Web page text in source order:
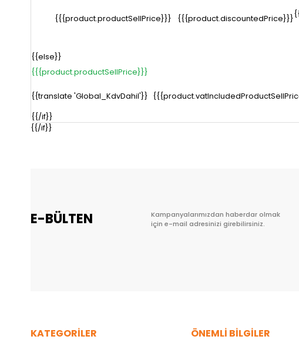
{{{product.productSellPrice}}} {{{product.discountedPrice}}}
{{else}}
{{{product.productSellPrice}}}
{{translate 'Global_KdvDahil'}}
{{/if}}
{{/if}}
E-BÜLTEN
Kampanyalarımızdan haberdar olmak
için e-mail adresinizi girebilirsiniz.
KATEGORİLER ÖNEMLİ BİLGİLER